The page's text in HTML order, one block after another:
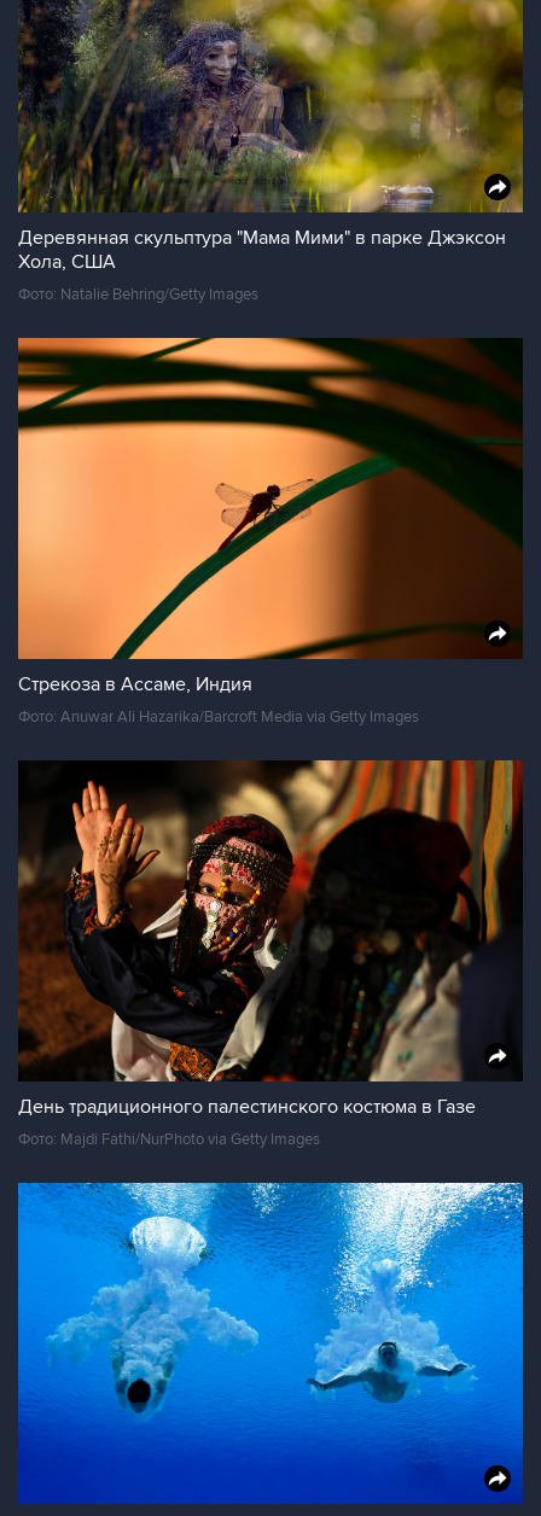
Деревянная скульптура "Мама Мими" в парке Джэксон
Хола, США
Фото: Natalie Behring/Getty Images
Стрекоза в Ассаме, Индия
Фото: Anuwar Ali Hazarika/Barcroft Media via Getty Images
День традиционного палестинского костюма в Газе
Фото: Majdi Fathi/NurPhoto via Getty Images